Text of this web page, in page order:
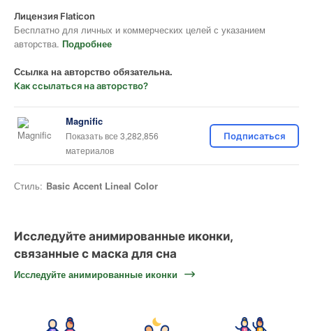
Лицензия Flaticon
Бесплатно для личных и коммерческих целей с указанием
авторства. Подробнее
Ссылка на авторство обязательна.
Как ссылаться на авторство?
Magnific
Показать все 3,282,856
материалов
Подписаться
Стиль: Basic Accent Lineal Color
Исследуйте анимированные иконки,
связанные с маска для сна
Исследуйте анимированные иконки